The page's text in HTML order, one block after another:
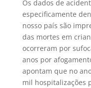
Os dados de
especificamente
nosso país são
das mortes em
ocorreram por
anos por
apontam que no
mil hospitalizações